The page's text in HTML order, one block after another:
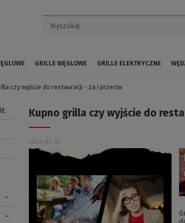
GRILLE WĘGLOWE GRILLE ELEKTRYCZNE
czy wyjście do restauracji - za i przeciw
Kupno grilla czy wyjście do
2023-02-10